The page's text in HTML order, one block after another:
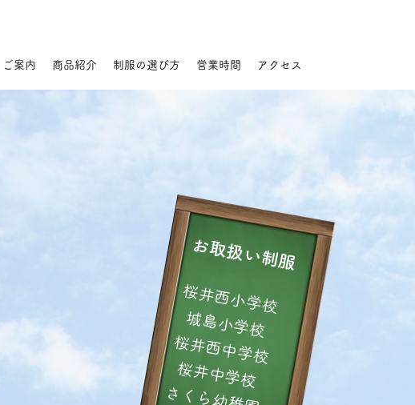
ご案内 商品紹介 制服の選び方 営業時間 アクセス
し
っ
か
り
​桜井西小学校
城島小学校
桜井西中学校
桜井中学校
​お取扱い制服